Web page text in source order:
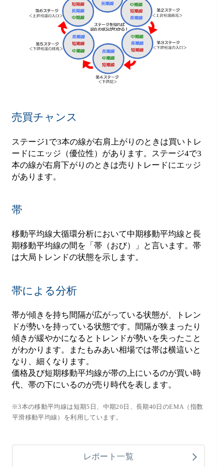
売買チャンス
ステージ1で3本の線が右肩上がりのときは買いトレ
ードにエッジ（優位性）があります。ステージ4で3
本の線が右肩下がりのときは売りトレードにエッジ
があります。
帯
移動平均線大循環分析において中期移動平均線と長
期移動平均線の間を「帯（おび）」と言います。帯
は大局トレンドの状態を示します。
帯による分析
帯が傾きを持ち間隔が広がっている状態が、トレン
ドが勢いを持っている状態です。間隔が狭まったり
傾きが緩やかになるとトレンドが勢いを失ったこと
がわかります。またもみあい相場では帯は横這いと
なり、細くなります。
価格及び短期移動平均線が帯の上にいるのが買い時
代、帯の下にいるのが売り時代を表します。
※3本の移動平均線は短期5日、中期20日、長期40日のEMA（指数
平滑移動平均線）を利用しています。
レポート一覧